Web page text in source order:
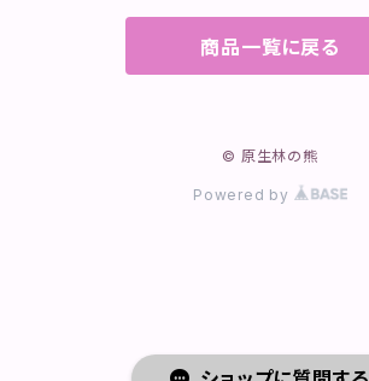
商品一覧に戻る
© 原生林の熊
Powered by